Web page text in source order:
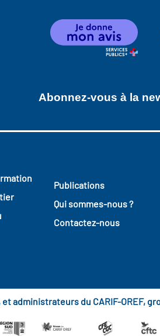
Abonnez-vous à la
Publications
Qui sommes-nous ?
Contactez-nous
administrateurs du CARIF-OREF,